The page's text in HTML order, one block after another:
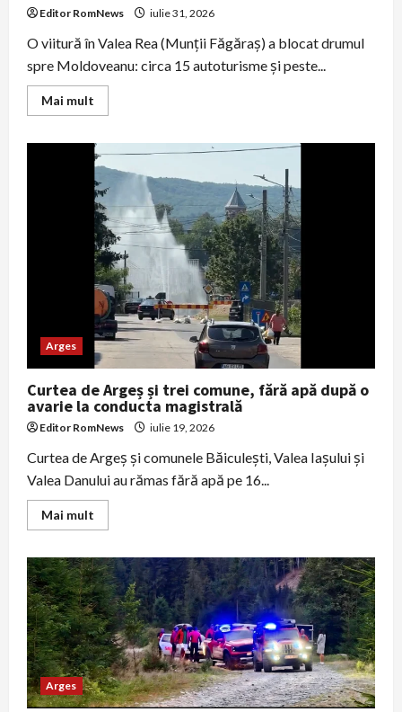
Editor RomNews iulie 31, 2026
O viitură în Valea Rea (Munții Făgăraș) a blocat drumul
spre Moldoveanu: circa 15 autoturisme și peste...
Mai mult
more
50
de
turiști
evacuați
din
Munții
Făgăraș
după
ce
o
viitură
a
blocat
accesul
în
Valea
Rea
Arges
Curtea de Argeș și trei comune, fără apă după o
avarie la conducta magistrală
Editor RomNews iulie 19, 2026
Curtea de Argeș și comunele Băiculești, Valea Iașului și
Valea Danului au rămas fără apă pe 16...
Mai mult
more
de
Argeș
și
trei
comune,
fără
apă
după
o
avarie
la
conducta
Arges